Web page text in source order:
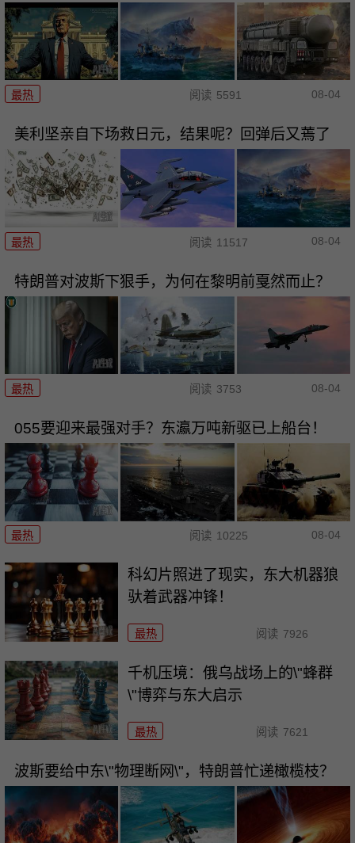
最热 阅读 5591 08-04
美利坚亲自下场救日元，结果呢？回弹后又蔫了
最热 阅读 11517 08-04
特朗普对波斯下狠手，为何在黎明前戛然而止？
最热 阅读 3753 08-04
055要迎来最强对手？东瀛万吨新驱已上船台！
最热 阅读 10225 08-04
科幻片照进了现实，东大机器狼
驮着武器冲锋！
最热 阅读 7926
千机压境：俄乌战场上的\"蜂群
\"博弈与东大启示
最热 阅读 7621
波斯要给中东\"物理断网\"，特朗普忙递橄榄枝？